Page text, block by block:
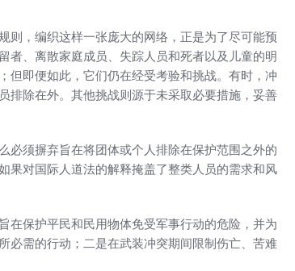
则，编织这样一张庞大的网络，正是为了尽可能预
者、离散家庭成员、失踪人员和死者以及儿童的明
但即便如此，它们仍在经受考验和挑战。有时，冲
排除在外。其他挑战则源于未采取必要措施，妥善
必须摒弃旨在将团体或个人排除在保护范围之外的
果对国际人道法的解释掩盖了整类人员的需求和风
在保护平民和民用物体免受军事行动的危险，并为
必需的行动；二是在武装冲突期间限制伤亡、苦难